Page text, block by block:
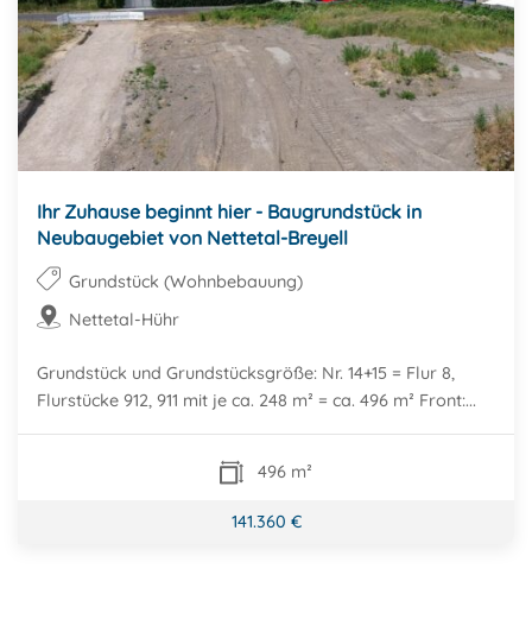
Ihr Zuhause beginnt hier - Baugrundstück in
Neubaugebiet von Nettetal-Breyell
Grundstück (Wohnbebauung)
Nettetal-Hühr
Grundstück und Grundstücksgröße: Nr. 14+15 = Flur 8,
Flurstücke 912, 911 mit je ca. 248 m² = ca. 496 m² Front:...
496 m²
141.360 €